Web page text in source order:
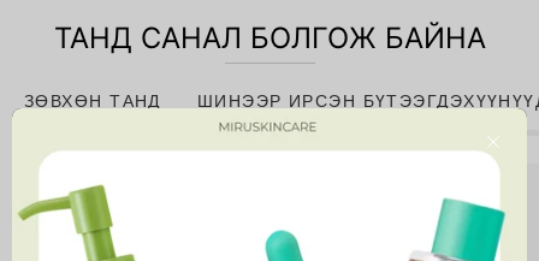
Close
ТАНД САНАЛ БОЛГОЖ БАЙНА
ЗӨВХӨН ТАНД ШИНЭЭР ИРСЭН
+